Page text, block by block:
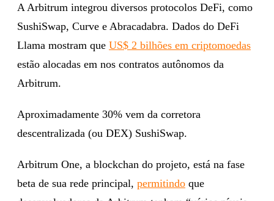
A Arbitrum integrou diversos protocolos DeFi, como
SushiSwap, Curve e Abracadabra. Dados do DeFi
Llama mostram que US$ 2 bilhões em criptomoedas
estão alocadas em nos contratos autônomos da
Arbitrum.
Aproximadamente 30% vem da corretora
descentralizada (ou DEX) SushiSwap.
Arbitrum One, a blockchan do projeto, está na fase
beta de sua rede principal, permitindo que